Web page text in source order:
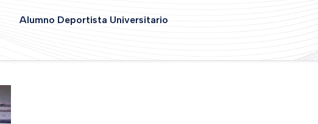
Alumno Deportista Universitario